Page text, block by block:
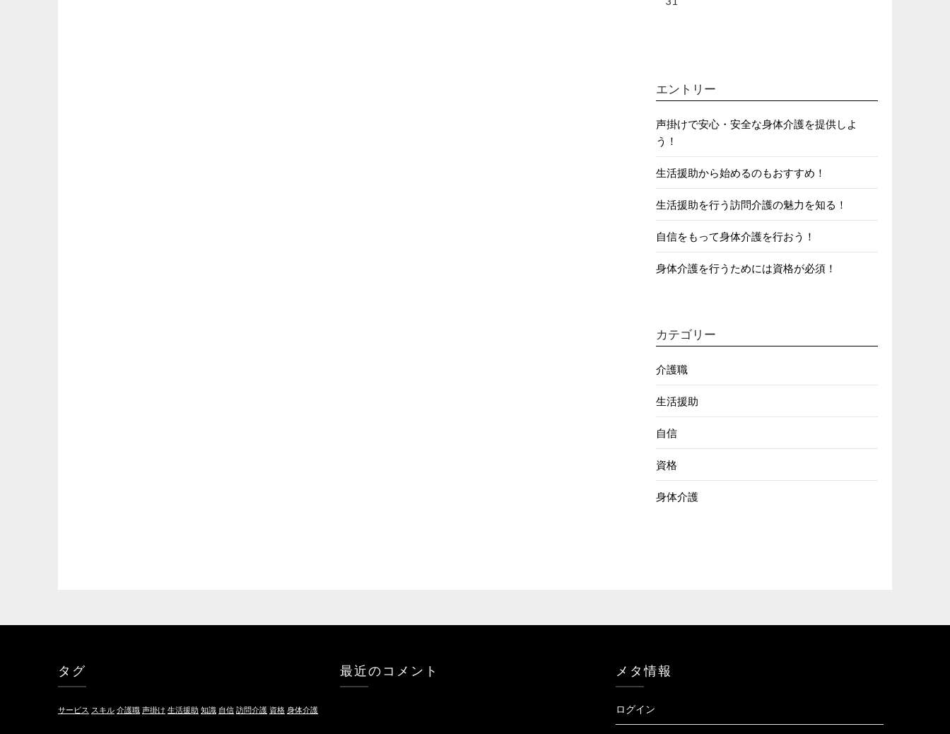
エントリー
声掛けで安心・安全な身体介護を提供しよ
う！
生活援助から始めるのもおすすめ！
生活援助を行う訪問介護の魅力を知る！
自信をもって身体介護を行おう！
身体介護を行うためには資格が必須！
カテゴリー
介護職
生活援助
自信
資格
身体介護
タグ
サービス スキル 介護職 声掛け 生活援助 知識 自信 訪問介護 資格 身体介護
最近のコメント メタ情報
ログイン